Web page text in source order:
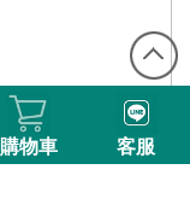
購物車 客服